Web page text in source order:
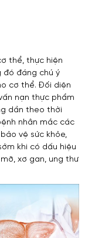
thể, thực hiện
đó đáng chú ý
cơ thể. Đối diện
nạn thực phẩm
dần theo thời
nhân mắc các
vệ sức khỏe,
khi có dấu hiệu
xơ gan, ung thư